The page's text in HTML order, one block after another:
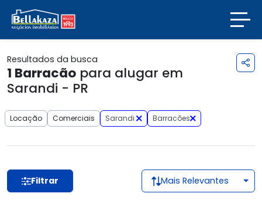
Resultados da busca
1 Barracão para alugar em
Sarandi - PR
Locação Comerciais Sarandi Barracões
Filtrar Mais Relevantes